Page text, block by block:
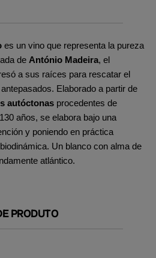
es un vino que representa la pureza
de António Madeira, el
a sus raíces para rescatar el
Elaborado a partir de
autóctonas procedentes de
años, se elabora bajo una
y poniendo en práctica
Un blanco con alma de
atlántico.
PRODUTO